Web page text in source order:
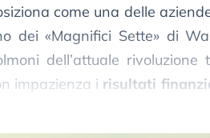
come una delle
dei «Magnifici Sette» di
dell’attuale
impazienza i risultati